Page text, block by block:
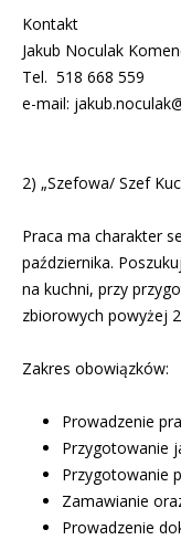
Kontakt
Jakub Noculak
Tel. 518 668 559
e-mail:
2) „Szefowa/ Szef
Praca ma charakter
października.
na kuchni, przy
zbiorowych powyżej
Zakres obowiązków:
Prowadzenie
Przygotowanie
Przygotowanie
Zamawianie
Prowadzenie